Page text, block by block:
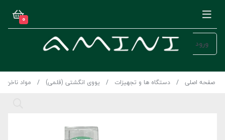
0
ورود
صفحه اصلی دستگاه ها و تجهیزات یووی انگشتی (قلمی) مواد ناخن